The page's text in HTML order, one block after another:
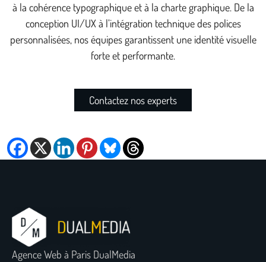
à la cohérence typographique et à la charte graphique. De la
conception UI/UX à l’intégration technique des polices
personnalisées, nos équipes garantissent une identité visuelle
forte et performante.
Contactez nos experts
Agence Web à Paris DualMedia